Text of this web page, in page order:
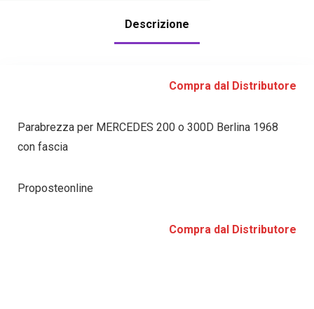
Descrizione
Compra dal Distributore
Parabrezza per MERCEDES 200 o 300D Berlina 1968
con fascia
Proposteonline
Compra dal Distributore